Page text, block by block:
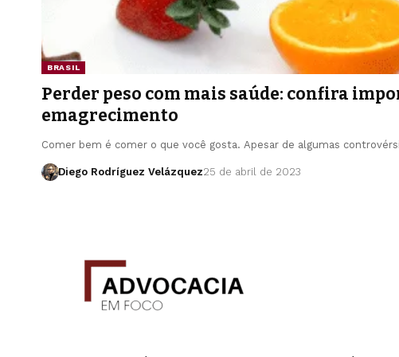
BRASIL
Perder peso com mais saúde: confira
emagrecimento
Comer bem é comer o que você gosta. Apesar de algumas
Diego Rodríguez Velázquez25 de abril de 2023